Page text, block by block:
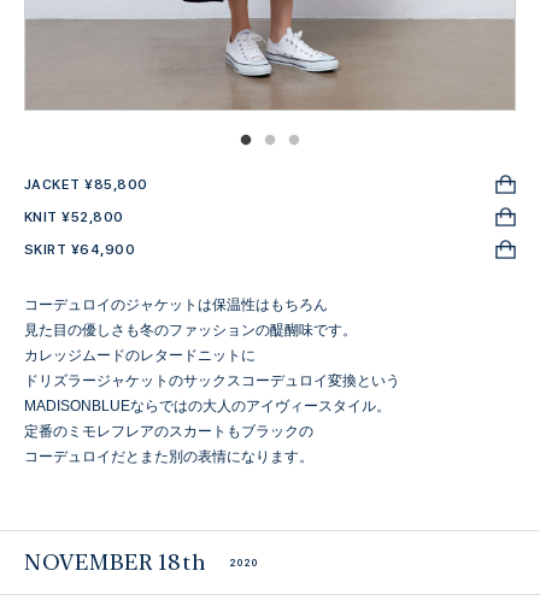
JACKET ¥85,800
KNIT ¥52,800
SKIRT ¥64,900
コーデュロイのジャケットは保温性はもちろん
見た目の優しさも冬のファッションの醍醐味です。
カレッジムードのレタードニットに
ドリズラージャケットのサックスコーデュロイ変換という
MADISONBLUEならではの大人のアイヴィースタイル。
定番のミモレフレアのスカートもブラックの
コーデュロイだとまた別の表情になります。
NOVEMBER 18th 2020